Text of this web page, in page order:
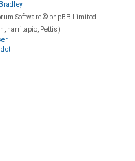
Software © phpBB Limited
harritapio, Pettis)